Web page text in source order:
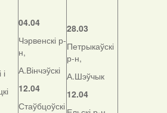
04.04
Чэрвенскі р-
н,
А.Вінчэўскі
12.04
Стаўбцоўскі
28.03
Петрыкаўскі
р-н,
А.Шэўчык
12.04